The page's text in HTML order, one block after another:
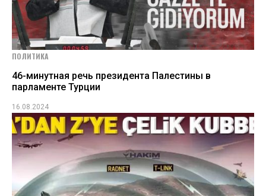
ПОЛИТИКА
46-минутная речь президента Палестины в
парламенте Турции
16.08.2024